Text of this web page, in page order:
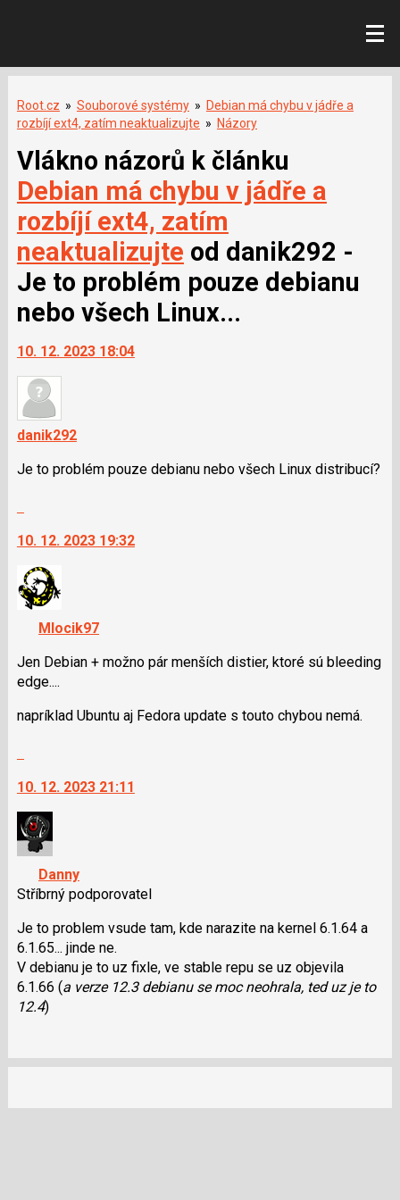
Root.cz » Souborové systémy » Debian má chybu v jádře a
rozbíjí ext4, zatím neaktualizujte » Názory
Vlákno názorů k článku
Debian má chybu v jádře a
rozbíjí ext4, zatím
neaktualizujte od danik292 -
Je to problém pouze debianu
nebo všech Linux...
10. 12. 2023 18:04
danik292
Je to problém pouze debianu nebo všech Linux distribucí?
další
názor.
K
navigaci
lze
použít
i
N
a
P
pro
předchozí
nový
názor
10. 12. 2023 19:32
Mlocik97
Jen Debian + možno pár menších distier, ktoré sú bleeding
edge....
napríklad Ubuntu aj Fedora update s touto chybou nemá.
další
nový
názor.
K
navigaci
lze
použít
i
klávesy
N
pro
následující
pro
10. 12. 2023 21:11
Danny
Stříbrný podporovatel
Je to problem vsude tam, kde narazite na kernel 6.1.64 a
6.1.65... jinde ne.
V debianu je to uz fixle, ve stable repu se uz objevila
6.1.66 (a verze 12.3 debianu se moc neohrala, ted uz je to
12.4)